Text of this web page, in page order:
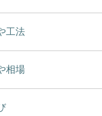
工法
相場